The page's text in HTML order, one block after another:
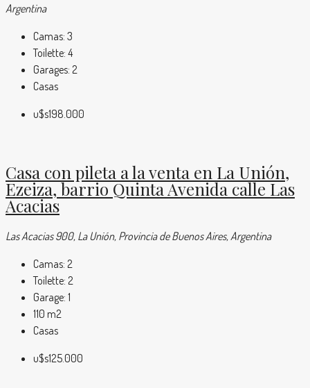
Argentina
Camas: 3
Toilette: 4
Garages: 2
Casas
u$s198.000
Casa con pileta a la venta en La Unión,
Ezeiza, barrio Quinta Avenida calle Las
Acacias
Las Acacias 900, La Unión, Provincia de Buenos Aires, Argentina
Camas: 2
Toilette: 2
Garage: 1
110 m2
Casas
u$s125.000